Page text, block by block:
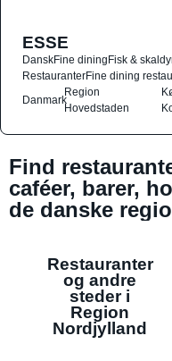
ESSE
DanskFine diningFisk &
RestauranterFine dining
Danmark
Region
Hovedstaden
Find
caféer, barer,
de danske
Restauranter
og andre
steder i
Region
Nordjylland